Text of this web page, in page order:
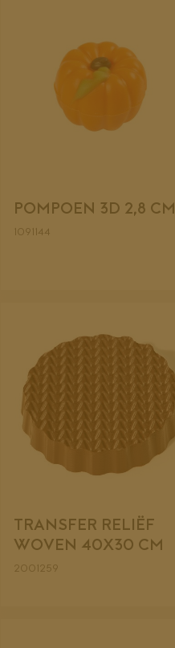
POMPOEN 3D 2,8 CM
1091144
TRANSFER RELIËF
WOVEN 40X30 CM
2001259